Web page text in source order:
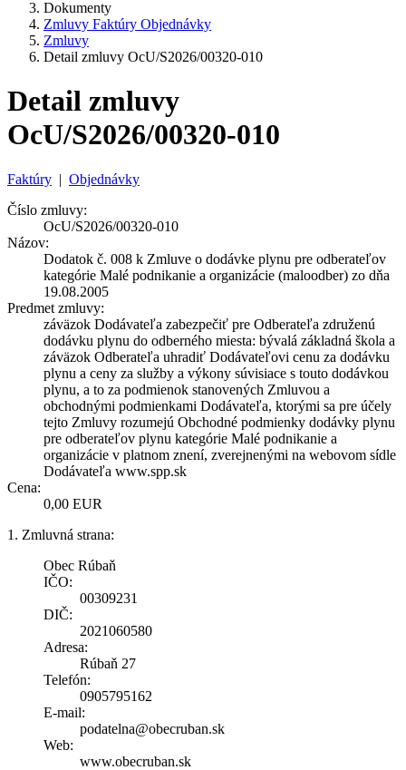
Dokumenty
Zmluvy Faktúry Objednávky
Zmluvy
Detail zmluvy OcU/S2026/00320-010
Detail zmluvy
OcU/S2026/00320-010
Faktúry | Objednávky
Číslo zmluvy:
OcU/S2026/00320-010
Názov:
Dodatok č. 008 k Zmluve o dodávke plynu pre odberateľov
kategórie Malé podnikanie a organizácie (maloodber) zo dňa
19.08.2005
Predmet zmluvy:
záväzok Dodávateľa zabezpečiť pre Odberateľa združenú
dodávku plynu do odberného miesta: bývalá základná škola a
záväzok Odberateľa uhradiť Dodávateľovi cenu za dodávku
plynu a ceny za služby a výkony súvisiace s touto dodávkou
plynu, a to za podmienok stanovených Zmluvou a
obchodnými podmienkami Dodávateľa, ktorými sa pre účely
tejto Zmluvy rozumejú Obchodné podmienky dodávky plynu
pre odberateľov plynu kategórie Malé podnikanie a
organizácie v platnom znení, zverejnenými na webovom sídle
Dodávateľa www.spp.sk
Cena:
0,00 EUR
1. Zmluvná strana:
Obec Rúbaň
IČO:
00309231
DIČ:
2021060580
Adresa:
Rúbaň 27
Telefón:
0905795162
E-mail:
podatelna@obecruban.sk
Web:
www.obecruban.sk